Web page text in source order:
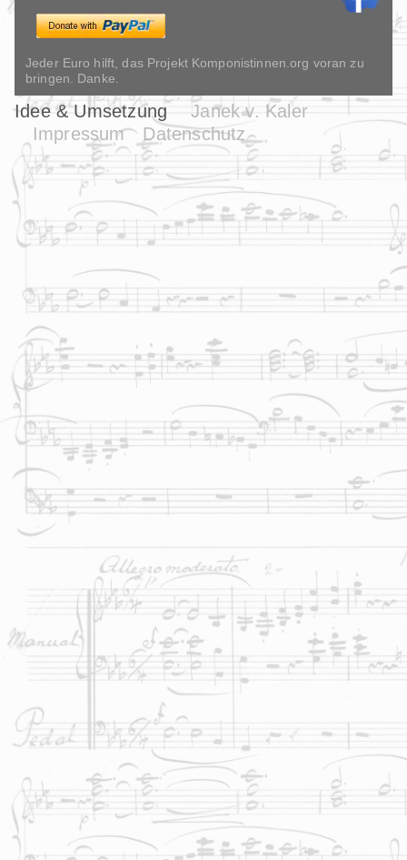
Jeder Euro hilft, das Projekt Komponistinnen.org voran zu
bringen. Danke.
Idee & Umsetzung
Janek v. Kaler
Impressum
Datenschutz